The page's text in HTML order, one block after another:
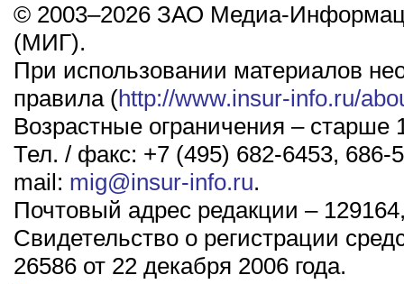
© 2003–2026 ЗАО Медиа-
(МИГ).
При использовании материалов
правила (http://www.insur-info.ru/
Возрастные ограничения – старше
Тел. / факс: +7 (495) 682-6453, 686-
mail: mig@insur-info.ru.
Почтовый адрес редакции –
Свидетельство о регистрации
26586 от 22 декабря 2006 года.